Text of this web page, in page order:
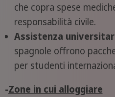
che copra spese
responsabilità civile.
Assistenza
spagnole offrono
per studenti
-Zone in cui alloggiare